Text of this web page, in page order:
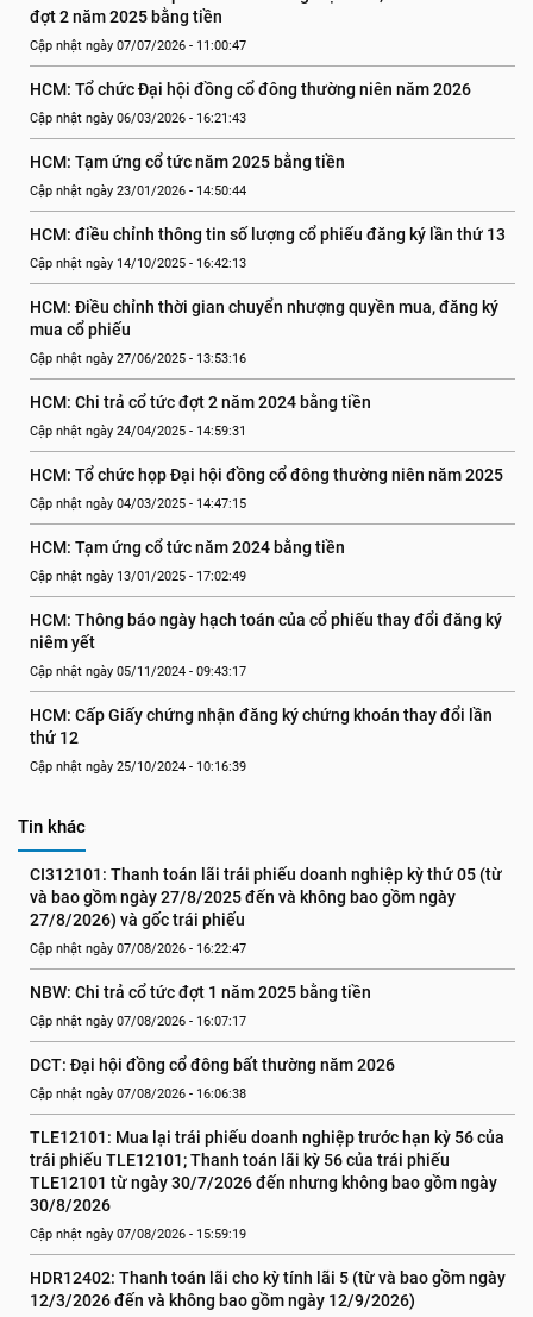
đợt 2 năm 2025 bằng tiền
Cập nhật ngày 07/07/2026 - 11:00:47
HCM: Tổ chức Đại hội đồng cổ đông thường niên năm 2026
Cập nhật ngày 06/03/2026 - 16:21:43
HCM: Tạm ứng cổ tức năm 2025 bằng tiền
Cập nhật ngày 23/01/2026 - 14:50:44
HCM: điều chỉnh thông tin số lượng cổ phiếu đăng ký lần thứ 13
Cập nhật ngày 14/10/2025 - 16:42:13
HCM: Điều chỉnh thời gian chuyển nhượng quyền mua, đăng ký
mua cổ phiếu
Cập nhật ngày 27/06/2025 - 13:53:16
HCM: Chi trả cổ tức đợt 2 năm 2024 bằng tiền
Cập nhật ngày 24/04/2025 - 14:59:31
HCM: Tổ chức họp Đại hội đồng cổ đông thường niên năm 2025
Cập nhật ngày 04/03/2025 - 14:47:15
HCM: Tạm ứng cổ tức năm 2024 bằng tiền
Cập nhật ngày 13/01/2025 - 17:02:49
HCM: Thông báo ngày hạch toán của cổ phiếu thay đổi đăng ký
niêm yết
Cập nhật ngày 05/11/2024 - 09:43:17
HCM: Cấp Giấy chứng nhận đăng ký chứng khoán thay đổi lần
thứ 12
Cập nhật ngày 25/10/2024 - 10:16:39
Tin khác
CI312101: Thanh toán lãi trái phiếu doanh nghiệp kỳ thứ 05 (từ
và bao gồm ngày 27/8/2025 đến và không bao gồm ngày
27/8/2026) và gốc trái phiếu
Cập nhật ngày 07/08/2026 - 16:22:47
NBW: Chi trả cổ tức đợt 1 năm 2025 bằng tiền
Cập nhật ngày 07/08/2026 - 16:07:17
DCT: Đại hội đồng cổ đông bất thường năm 2026
Cập nhật ngày 07/08/2026 - 16:06:38
TLE12101: Mua lại trái phiếu doanh nghiệp trước hạn kỳ 56 của
trái phiếu TLE12101; Thanh toán lãi kỳ 56 của trái phiếu
TLE12101 từ ngày 30/7/2026 đến nhưng không bao gồm ngày
30/8/2026
Cập nhật ngày 07/08/2026 - 15:59:19
HDR12402: Thanh toán lãi cho kỳ tính lãi 5 (từ và bao gồm ngày
12/3/2026 đến và không bao gồm ngày 12/9/2026)